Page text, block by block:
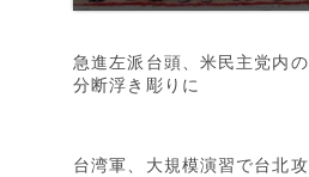
急進左派台頭、米民主党内の
分断浮き彫りに
台湾軍、大規模演習で台北攻